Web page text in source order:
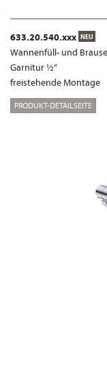
633.20.540.xxx NEU
Wannenfüll- und
Garnitur ½“
freistehende Montage
PRODUKT-DETAILSEITE